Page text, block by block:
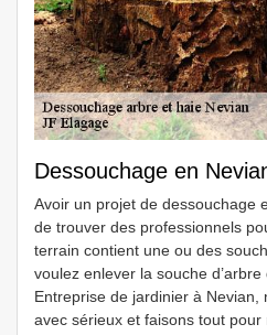
Dessouchage en
Avoir un projet de dessouchage
de trouver des professionnels
terrain contient une ou des
voulez enlever la souche
Entreprise de jardinier à
avec sérieux et faisons tout